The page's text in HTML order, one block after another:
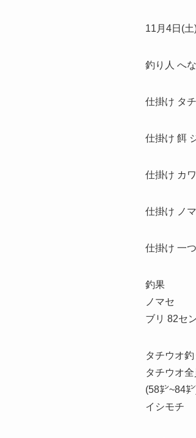
11月4日(
釣り人 へ
仕掛け タ
仕掛け 餌
仕掛け カ
仕掛け ノ
仕掛け 一
釣果
ノマセ
ブリ 82セ
タチウオ釣
タチウオ
(58㌢~84
イシモチ